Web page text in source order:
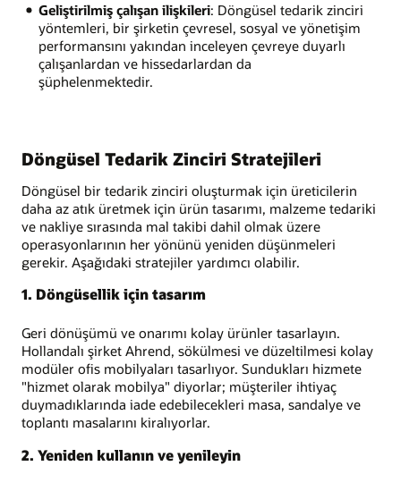
Geliştirilmiş çalışan ilişkileri: Döngüsel tedarik zinciri
yöntemleri, bir şirketin çevresel, sosyal ve yönetişim
performansını yakından inceleyen çevreye duyarlı
çalışanlardan ve hissedarlardan da
şüphelenmektedir.
Döngüsel Tedarik Zinciri Stratejileri
Döngüsel bir tedarik zinciri oluşturmak için üreticilerin
daha az atık üretmek için ürün tasarımı, malzeme tedariki
ve nakliye sırasında mal takibi dahil olmak üzere
operasyonlarının her yönünü yeniden düşünmeleri
gerekir. Aşağıdaki stratejiler yardımcı olabilir.
1. Döngüsellik için tasarım
Geri dönüşümü ve onarımı kolay ürünler tasarlayın.
Hollandalı şirket Ahrend, sökülmesi ve düzeltilmesi kolay
modüler ofis mobilyaları tasarlıyor. Sundukları hizmete
"hizmet olarak mobilya" diyorlar; müşteriler ihtiyaç
duymadıklarında iade edebilecekleri masa, sandalye ve
toplantı masalarını kiralıyorlar.
2. Yeniden kullanın ve yenileyin